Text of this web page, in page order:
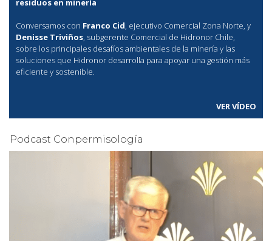
residuos en minería
Conversamos con Franco Cid, ejecutivo Comercial Zona Norte, y
Denisse Triviños, subgerente Comercial de Hidronor Chile,
sobre los principales desafíos ambientales de la minería y las
soluciones que Hidronor desarrolla para apoyar una gestión más
eficiente y sostenible.
VER VÍDEO
Podcast Conpermisología